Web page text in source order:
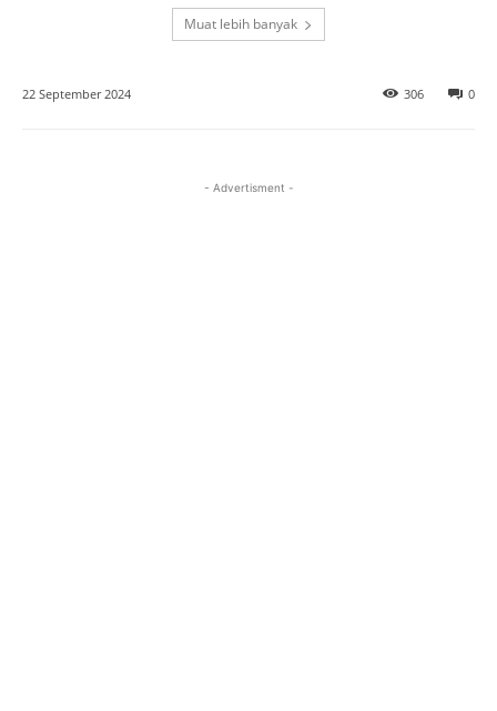
Muat lebih banyak
22 September 2024 0
306
- Advertisment -